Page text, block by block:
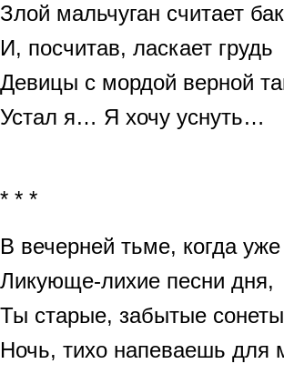
Злой мальчуган считает
И, посчитав, ласкает грудь
Девицы с мордой верной
Устал я… Я хочу уснуть…
* * *
В вечерней тьме, когда
Ликующе-лихие песни дня,
Ты старые, забытые
Ночь, тихо напеваешь для